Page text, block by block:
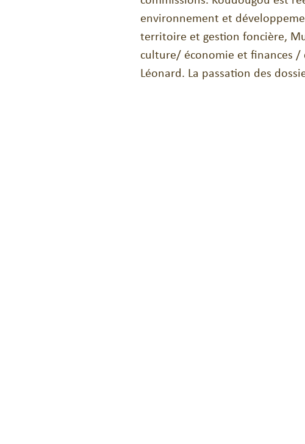
environnement et
territoire et gestion foncière,
culture/ économie et finances /
Léonard. La passation des